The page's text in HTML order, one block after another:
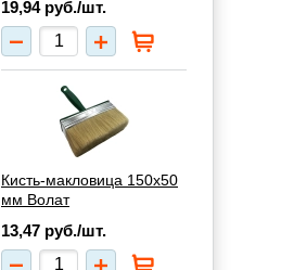
19,94 руб./шт.
Кисть-макловица 150х50
мм Волат
13,47 руб./шт.